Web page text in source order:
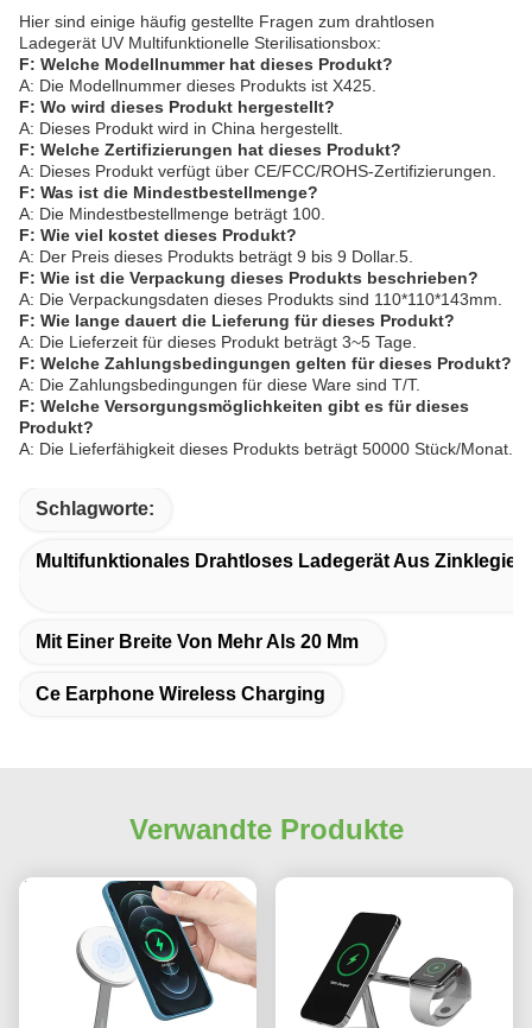
Hier sind einige häufig gestellte Fragen zum drahtlosen
Ladegerät UV Multifunktionelle Sterilisationsbox:
F: Welche Modellnummer hat dieses Produkt?
A: Die Modellnummer dieses Produkts ist X425.
F: Wo wird dieses Produkt hergestellt?
A: Dieses Produkt wird in China hergestellt.
F: Welche Zertifizierungen hat dieses Produkt?
A: Dieses Produkt verfügt über CE/FCC/ROHS-Zertifizierungen.
F: Was ist die Mindestbestellmenge?
A: Die Mindestbestellmenge beträgt 100.
F: Wie viel kostet dieses Produkt?
A: Der Preis dieses Produkts beträgt 9 bis 9 Dollar.5.
F: Wie ist die Verpackung dieses Produkts beschrieben?
A: Die Verpackungsdaten dieses Produkts sind 110*110*143mm.
F: Wie lange dauert die Lieferung für dieses Produkt?
A: Die Lieferzeit für dieses Produkt beträgt 3~5 Tage.
F: Welche Zahlungsbedingungen gelten für dieses Produkt?
A: Die Zahlungsbedingungen für diese Ware sind T/T.
F: Welche Versorgungsmöglichkeiten gibt es für dieses
Produkt?
A: Die Lieferfähigkeit dieses Produkts beträgt 50000 Stück/Monat.
Schlagworte:
Multifunktionales Drahtloses Ladegerät Aus
Mit Einer Breite Von Mehr Als 20 Mm
Ce Earphone Wireless Charging
Verwandte Produkte